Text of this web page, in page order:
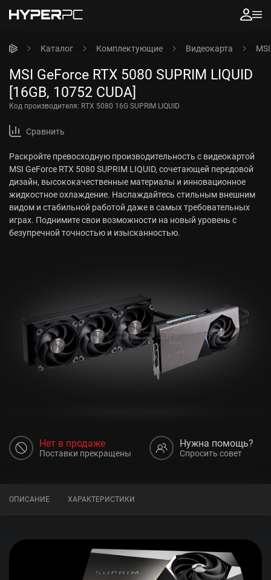
Каталог Комплектующие Видеокарта
MSI GeForce RTX 5080 SUPRIM LIQUID
[16GB, 10752 CUDA]
Код производителя: RTX 5080 16G SUPRIM LIQUID
Сравнить
Раскройте превосходную производительность с видеокартой
MSI GeForce RTX 5080 SUPRIM LIQUID, сочетающей передовой
дизайн, высококачественные материалы и инновационное
жидкостное охлаждение. Наслаждайтесь стильным внешним
видом и стабильной работой даже в самых требовательных
играх. Поднимите свои возможности на новый уровень с
безупречной точностью и изысканностью.
Нет в продаже
Поставки прекращены
Нужна помощь?
Спросить совет
ОПИСАНИЕ ХАРАКТЕРИСТИКИ